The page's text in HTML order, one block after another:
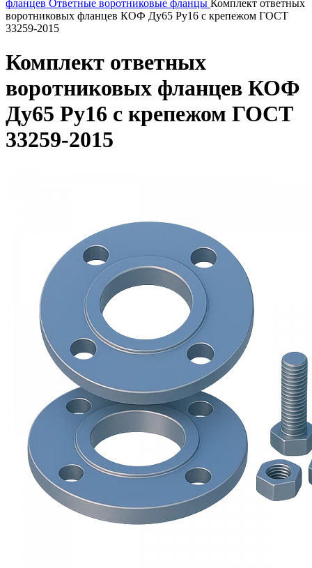
фланцев Ответные воротниковые фланцы Комплект ответных
воротниковых фланцев КОФ Ду65 Ру16 с крепежом ГОСТ
33259-2015
Комплект ответных
воротниковых фланцев КОФ
Ду65 Ру16 с крепежом ГОСТ
33259-2015